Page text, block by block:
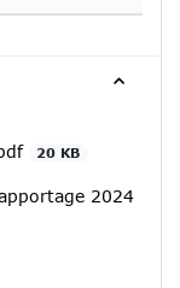
20 KB
2024